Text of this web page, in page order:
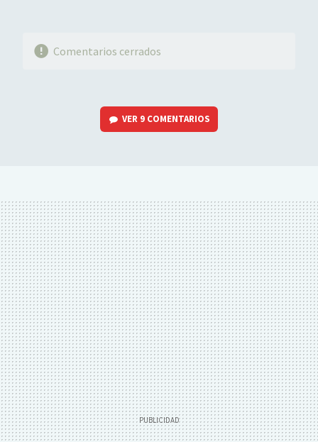
Comentarios cerrados
VER 9 COMENTARIOS